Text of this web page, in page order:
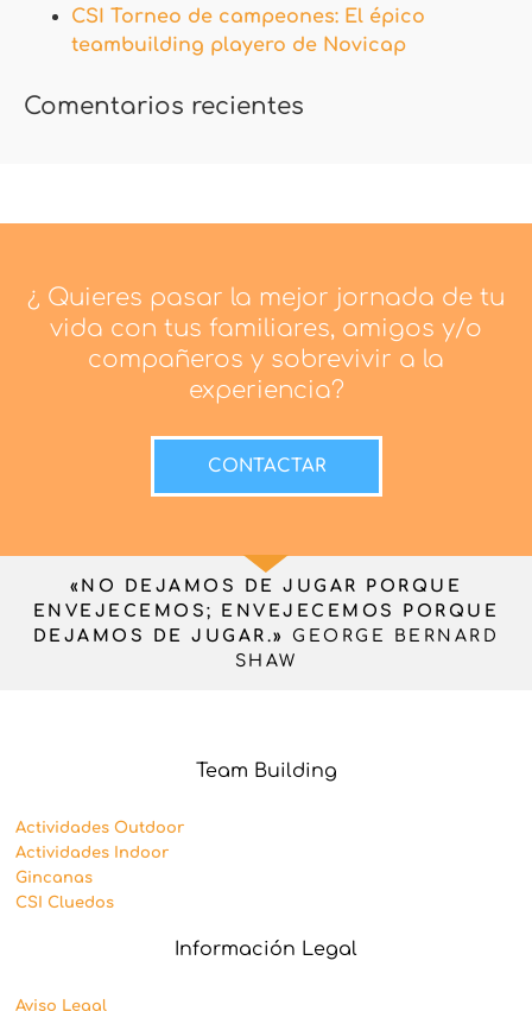
CSI Torneo de campeones: El épico
teambuilding playero de Novicap
Comentarios recientes
¿ Quieres pasar la mejor jornada de tu
vida con tus familiares, amigos y/o
compañeros y sobrevivir a la
experiencia?
CONTACTAR
«NO DEJAMOS DE JUGAR PORQUE
ENVEJECEMOS; ENVEJECEMOS PORQUE
DEJAMOS DE JUGAR.»
GEORGE BERNARD
SHAW
Team Building
Actividades Outdoor
Actividades Indoor
Gincanas
CSI Cluedos
Información Legal
Aviso Legal